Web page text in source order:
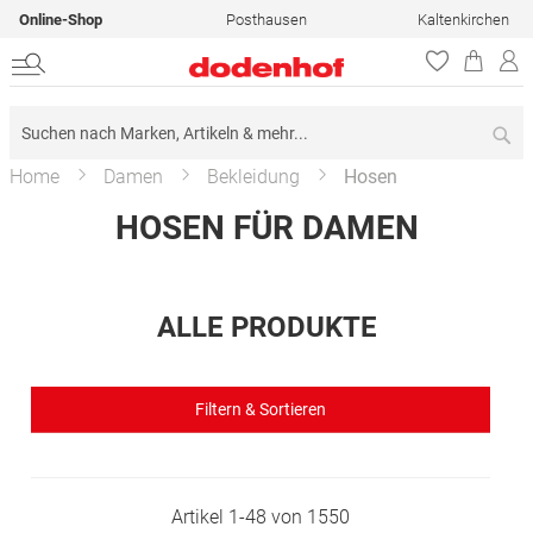
Online-Shop Posthausen Kaltenkirchen
Home Damen Bekleidung Hosen
HOSEN FÜR DAMEN
ALLE PRODUKTE
Filtern & Sortieren
Artikel 1-48 von 1550